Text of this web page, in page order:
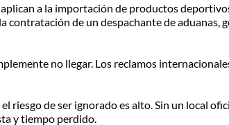
a la importación de productos
contratación de un despachante de aduanas,
no llegar. Los reclamos
riesgo de ser ignorado es alto. Sin un local
y tiempo perdido.